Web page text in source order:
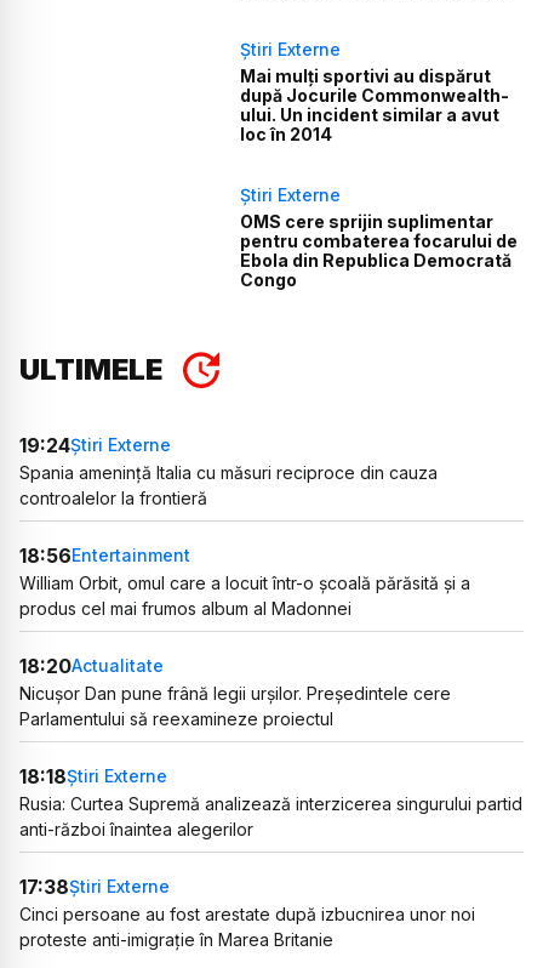
Știri Externe
Mai mulți sportivi au dispărut
după Jocurile Commonwealth-
ului. Un incident similar a avut
loc în 2014
Știri Externe
OMS cere sprijin suplimentar
pentru combaterea focarului de
Ebola din Republica Democrată
Congo
ULTIMELE
19:24Știri Externe
Spania amenință Italia cu măsuri reciproce din cauza
controalelor la frontieră
18:56Entertainment
William Orbit, omul care a locuit într-o școală părăsită și a
produs cel mai frumos album al Madonnei
18:20Actualitate
Nicușor Dan pune frână legii urșilor. Președintele cere
Parlamentului să reexamineze proiectul
18:18Știri Externe
Rusia: Curtea Supremă analizează interzicerea singurului partid
anti-război înaintea alegerilor
17:38Știri Externe
Cinci persoane au fost arestate după izbucnirea unor noi
proteste anti-imigrație în Marea Britanie